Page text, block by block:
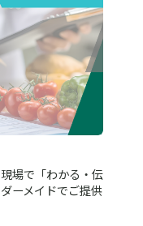
場で「わかる・伝
ーメイドでご提供